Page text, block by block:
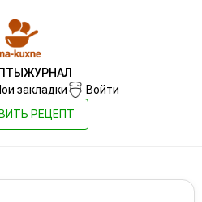
ЖУРНАЛ
закладки
Войти
РЕЦЕПТ